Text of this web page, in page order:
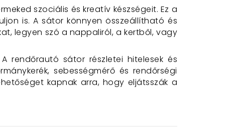
szociális és kreatív készségeit. Ez a
is. A sátor könnyen összeállítható és
legyen szó a nappaliról, a kertből, vagy
rendőrautó sátor részletei hitelesek és
sebességmérő és rendőrségi
kapnak arra, hogy eljátsszák a